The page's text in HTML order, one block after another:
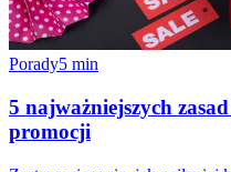
Porady5 min
5 najważniejszych
promocji